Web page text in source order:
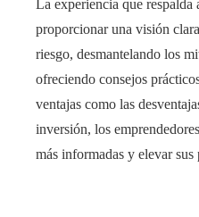
La experiencia que respalda
proporcionar una visión
riesgo, desmantelando los
ofreciendo consejos
ventajas como las
inversión, los
más informadas y elevar